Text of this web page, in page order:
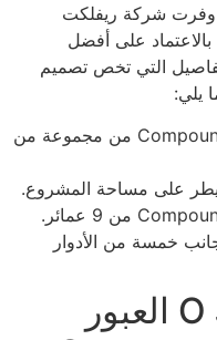
وفرت شركة ريفلكت
بالاعتماد على أفضل
التي تخص تصميم
يتكون Compound O Jade Obour City من مجموعة من
على مساحة المشروع.
خمسة من الأدوار
موقع كمبوند O Jade العبور